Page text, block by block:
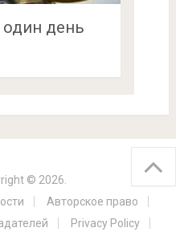
день
© 2026.
Авторское право
Privacy Policy